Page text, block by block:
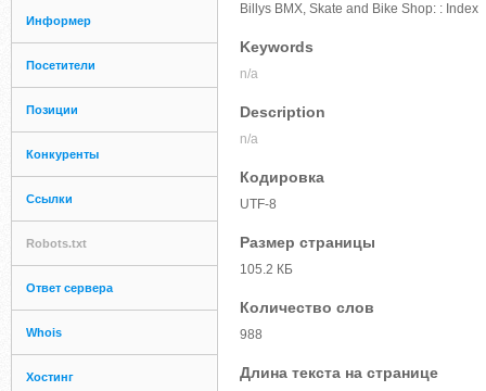
Информер
Посетители
Позиции
Конкуренты
Ссылки
Robots.txt
Ответ сервера
Whois
Хостинг
Billys BMX, Skate and Bike Shop: : Index
Keywords
n/a
Description
n/a
Кодировка
UTF-8
Размер страницы
105.2 КБ
Количество слов
988
Длина текста на странице